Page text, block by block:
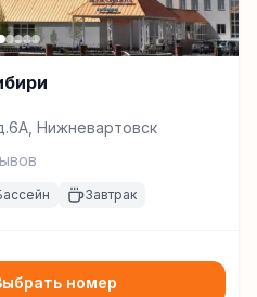
Нижневартовск
Завтрак
номер